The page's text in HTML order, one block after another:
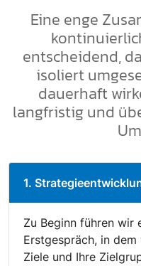
Eine enge
entscheidend,
isoliert
dauerhaft
langfristig und
1.
Zu Beginn führen wir
Erstgespräch, in
Ziele und Ihre